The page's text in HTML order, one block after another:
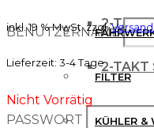
2-TAKT
2-TAKT
4 TAKT
BENUTZERNAME
PASSWORT
FILTER
KÜHLER &
inkl. 19 % MwSt. zzgl.
Lieferzeit: 3-4 Tage
Nicht Vorrätig